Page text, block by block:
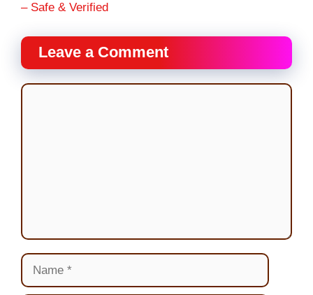
– Safe & Verified
Leave a Comment
Comment
Name